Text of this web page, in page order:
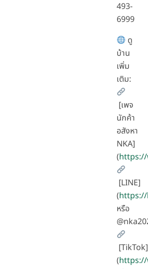
493-
6999
ดู
บ้าน
เพิ่ม
เติม:
[เพจ
นักค้า
อสังหา
NKA]
(
[LINE]
(https://
หรือ
[TikTok]
(